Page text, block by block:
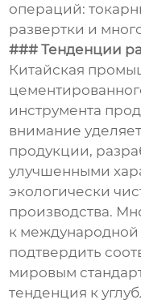
операций:
развертки и
### Тенденции
Китайская
инструмента
внимание
продукции,
улучшенными
экологически
производства.
к
подтвердить
мировым
тенденция к